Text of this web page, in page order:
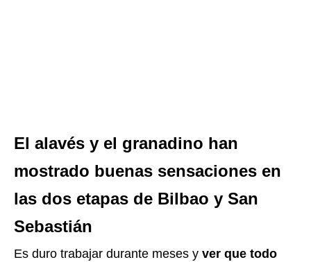
El alavés y el granadino han
mostrado buenas sensaciones en
las dos etapas de Bilbao y San
Sebastián
Es duro trabajar durante meses y ver que todo